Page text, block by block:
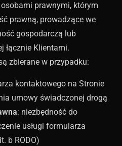
prawnymi, którym
prawną, prowadzące we
gospodarczą lub
łącznie Klientami.
zbierane w przypadku:
kontaktowego na Stronie
umowy świadczonej drogą
: niezbędność do
usługi formularza
b RODO)